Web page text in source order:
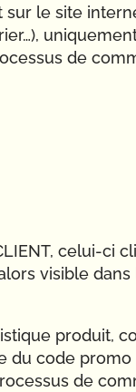
sur le site
de
celui-ci
visible dans
produit,
du code promo
de